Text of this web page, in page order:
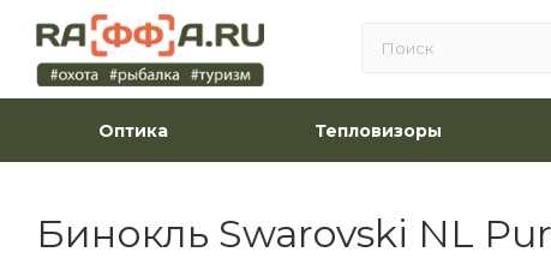
Оптика Тепловизоры
Бинокль Swarovski NL